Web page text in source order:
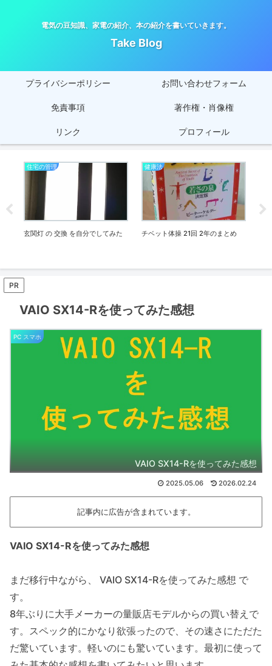
電気の豆知識、家電の紹介、本の紹介を書いていきます。
Take Blog
プライバシーポリシー お問い合わせフォーム
免責事項 著作権・肖像権
リンク プロフィール
住宅の管理
玄関灯 の 交換 を自分でしてみた
健康法
チベット体操 21回 2年のまとめ
PR
VAIO SX14-Rを使ってみた感想
PC スマホ
VAIO SX14-Rを使ってみた感想
2025.05.06 2026.02.24
記事内に広告が含まれています。
VAIO SX14-Rを使ってみた感想
まだ移行中ながら、 VAIO SX14-Rを使ってみた感想 で
す。
8年ぶりに大手メーカーの量販店モデルからの買い替えで
す。スペック的にかなり欲張ったので、その速さにただた
だ驚いています。軽いのにも驚いています。最初に使って